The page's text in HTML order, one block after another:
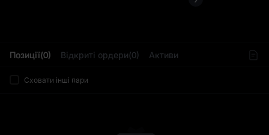
Позиції(0) Відкриті ордери(0) Активи
Сховати інші пари